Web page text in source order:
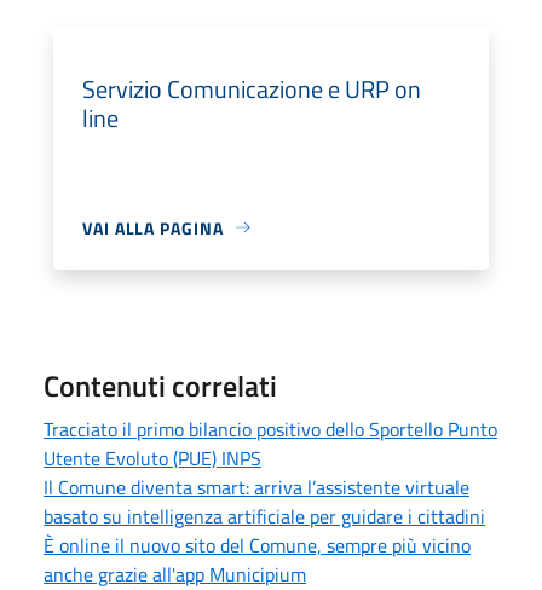
Servizio Comunicazione e URP on
line
VAI ALLA PAGINA
Contenuti correlati
Tracciato il primo bilancio positivo dello Sportello Punto
Utente Evoluto (PUE) INPS
Il Comune diventa smart: arriva l’assistente virtuale
basato su intelligenza artificiale per guidare i cittadini
È online il nuovo sito del Comune, sempre più vicino
anche grazie all'app Municipium